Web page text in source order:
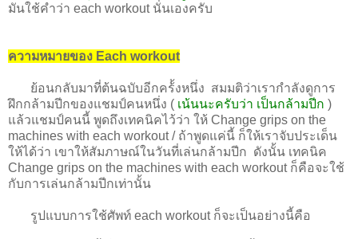
มันใช้คำว่า each workout นั่นเองครับ
ความหมายของ Each workout
ย้อนกลับมาที่ต้นฉบับอีกคร้้งหนึ่ง สมมติว่าเรากำลังดูการ
ฝึกกล้ามปีกของแชมป์คนหนึ่ง ( เน้นนะครับว่า เป็นกล้ามปีก )
แล้วแชมป์คนนี้ พูดถึงเทคนิคไว้ว่า ให้ Change grips on the
machines with each workout / ถ้าพูดแค่นี้ ก็ให้เราจับประเด็น
ให้ได้ว่า เขาให้สัมภาษณ์ในวันที่เล่นกล้ามปีก ดังนั้น เทคนิค
Change grips on the machines with each workout ก็คือจะใช้
กับการเล่นกล้ามปีกเท่านั้น
รูปแบบการใช้ศัพท์ each workout ก็จะเป็นอย่างนี้คือ